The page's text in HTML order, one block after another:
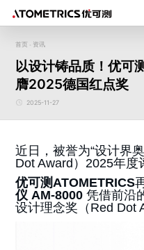
传感器
3D线激光测量仪 AR
系列
系列
器 AS系列
二维尺寸测量
一键式影像测量仪
FM系列
膜厚/周期性3D
薄膜厚度测量仪 AF
系列
衍射三维形貌仪 NM
行业
半导体 新能源 3C消费类 材料 工具
精密加工
医疗 摩擦磨损 微纳加工
航天航空
机械加工入门 几何公差学习
首页 资讯
以设计铸品质！优
膺2025德国红点奖
2025-11-27
近日，被誉为“设计界
Dot Award）2025年度
优可测ATOMETRICS
仪 AM-8000 凭借前沿
设计理念奖（Red Dot